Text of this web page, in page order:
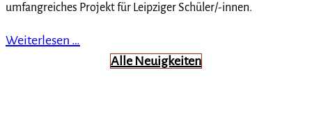
umfangreiches Projekt für Leipziger Schüler/-innen.
Weiterlesen …
Alle Neuigkeiten